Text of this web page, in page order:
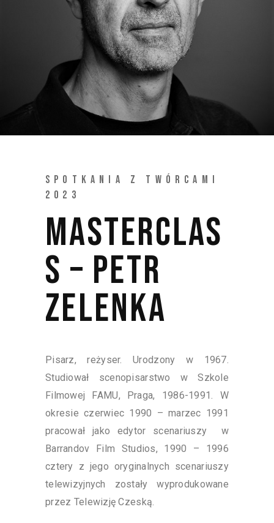
SPOTKANIA Z TWÓRCAMI
2023
MASTERCLAS
S – PETR
ZELENKA
Pisarz, reżyser. Urodzony w 1967.
Studiował scenopisarstwo w Szkole
Filmowej FAMU, Praga, 1986-1991. W
okresie czerwiec 1990 – marzec 1991
pracował jako edytor scenariuszy w
Barrandov Film Studios, 1990 – 1996
cztery z jego oryginalnych scenariuszy
telewizyjnych zostały wyprodukowane
przez Telewizję Czeską.